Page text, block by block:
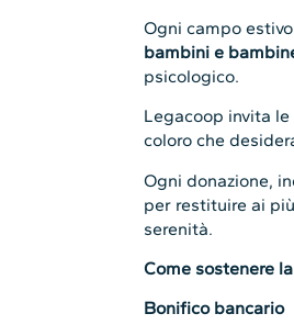
Ogni campo
bambini e
psicologico.
Legacoop invita
coloro che
Ogni donazione,
per restituire ai
serenità.
Come sostenere
Bonifico bancario